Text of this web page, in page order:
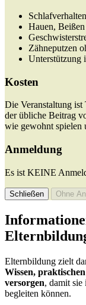
Hauen,
Zähneputzen
Unterstützung
Kosten
Die Veranstaltung
der übliche Beitrag
wie gewohnt spielen
Anmeldung
Es ist KEINE
Schließen Ohne
Elternbildung zielt
Wissen,
versorgen, damit
begleiten können.